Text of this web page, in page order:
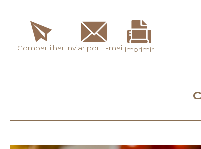
CompartilharEnviar por E-mail Imprimir